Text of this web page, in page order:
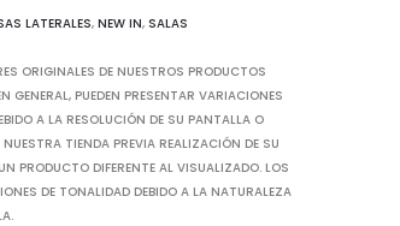
LATERALES, NEW IN, SALAS
ORIGINALES DE NUESTROS PRODUCTOS
GENERAL, PUEDEN PRESENTAR VARIACIONES
A LA RESOLUCIÓN DE SU PANTALLA O
TIENDA PREVIA REALIZACIÓN DE SU
PRODUCTO DIFERENTE AL VISUALIZADO. LOS
DE TONALIDAD DEBIDO A LA NATURALEZA